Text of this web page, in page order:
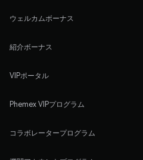
ウェルカムボーナス
紹介ボーナス
VIPポータル
Phemex VIPプログラム
コラボレータープログラム